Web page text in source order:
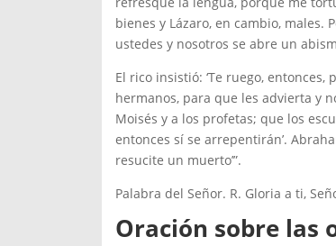
bienes y Lázaro, en cambio, males.
ustedes y nosotros se abre un
El rico insistió: ‘Te ruego,
hermanos, para que les advierta y
Moisés y a los profetas; que los
entonces sí se arrepentirán’.
resucite un muerto’”.
Palabra del Señor. R. Gloria a ti,
Oración sobre las